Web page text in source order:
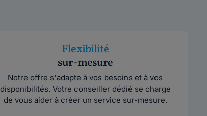
Flexibilité
sur-mesure
Notre offre s'adapte à vos besoins et à vos
disponibilités. Votre conseiller dédié se charge
de vous aider à créer un service sur-mesure.